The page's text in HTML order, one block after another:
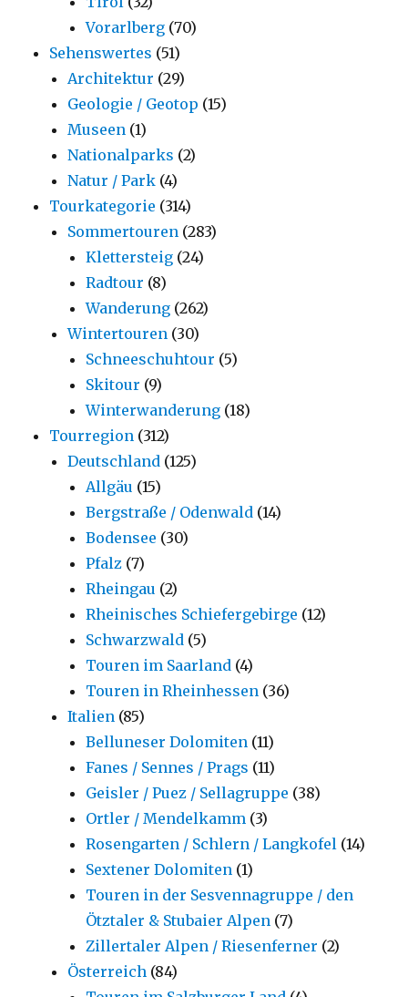
Vorarlberg (70)
Sehenswertes (51)
Architektur (29)
Geologie / Geotop (15)
Museen (1)
Nationalparks (2)
Natur / Park (4)
Tourkategorie (314)
Sommertouren (283)
Klettersteig (24)
Radtour (8)
Wanderung (262)
Wintertouren (30)
Schneeschuhtour (5)
Skitour (9)
Winterwanderung (18)
Tourregion (312)
Deutschland (125)
Allgäu (15)
Bergstraße / Odenwald (14)
Bodensee (30)
Pfalz (7)
Rheingau (2)
Rheinisches Schiefergebirge (12)
Schwarzwald (5)
Touren im Saarland (4)
Touren in Rheinhessen (36)
Italien (85)
Belluneser Dolomiten (11)
Fanes / Sennes / Prags (11)
Geisler / Puez / Sellagruppe (38)
Ortler / Mendelkamm (3)
Rosengarten / Schlern / Langkofel (14)
Sextener Dolomiten (1)
Touren in der Sesvennagruppe / den
Ötztaler & Stubaier Alpen (7)
Zillertaler Alpen / Riesenferner (2)
Österreich (84)